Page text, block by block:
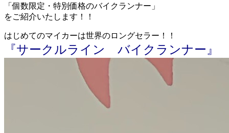
「個数限定・特別価格のバイクランナー」
をご紹介いたします！！
はじめてのマイカーは世界のロングセラー！！
『サークルライン バイクランナー』